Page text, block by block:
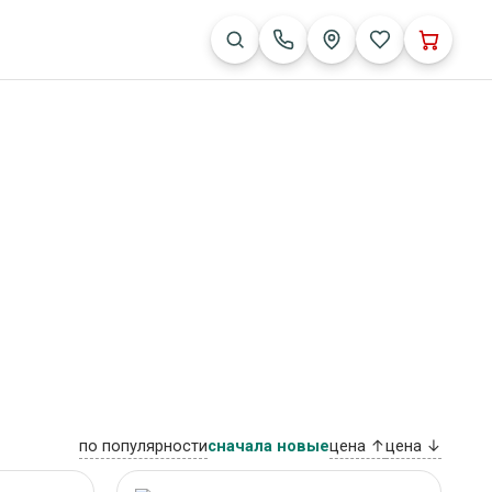
по популярностисначала новыецена ↑цена ↓